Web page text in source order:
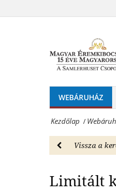
-
Budapest
érem
-
Webáruház
Éremkibocsátó
WEBÁRUHÁZ
Kezdőlap /
Vissza a
Limitált
Magyar
Kft.
hivatalos